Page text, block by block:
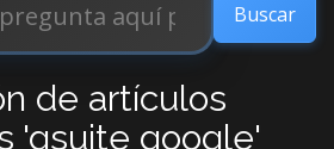
de artículos
'gsuite google'